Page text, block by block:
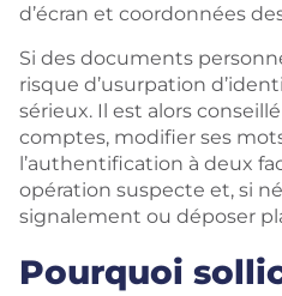
d’écran et coordonnées
Si des documents
risque d’usurpation
sérieux. Il est alors
comptes, modifier ses
l’authentification à deux
opération suspecte et, si
signalement ou déposer
Pourquoi